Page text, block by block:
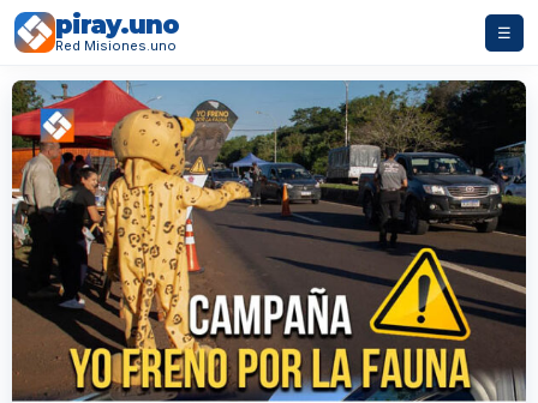
piray.uno
Red Misiones.uno
☰